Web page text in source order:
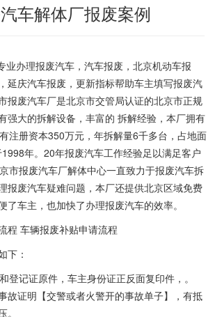
车解体厂报废案例
业办理报废汽车，汽车报废，北京机动车报
延庆汽车报废，更新指标帮助车主填写报废汽
报废汽车厂是北京市交管局认证的北京市正规
强大的拆解设备，丰富的 拆解经验，本厂拥有
注册资本350万元，年拆解量6千多台，占地面
年。20年报废汽车工作经验足以满足客户
市报废汽车厂解体中心一直致力于报废汽车拆
报废汽车疑难问题，本厂还提供北京区域免费
了车主，也加快了办理报废汽车的效率。
程 车辆报废补贴申请流程
下：
登记证原件，车主身份证正反面复印件，。
故证明【交警或者火警开的事故单子】，有抵